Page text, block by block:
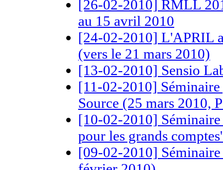
[26-02-2010] RMLL
au 15 avril 2010
[24-02-2010] L'APRIL
(vers le 21 mars 2010)
[13-02-2010] Sensio
[11-02-2010]
Source (25 mars 2010,
[10-02-2010]
pour les grands
[09-02-2010]